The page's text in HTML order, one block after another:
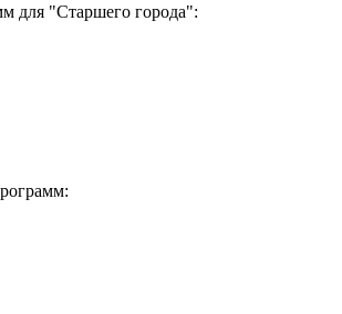
для "Старшего города":